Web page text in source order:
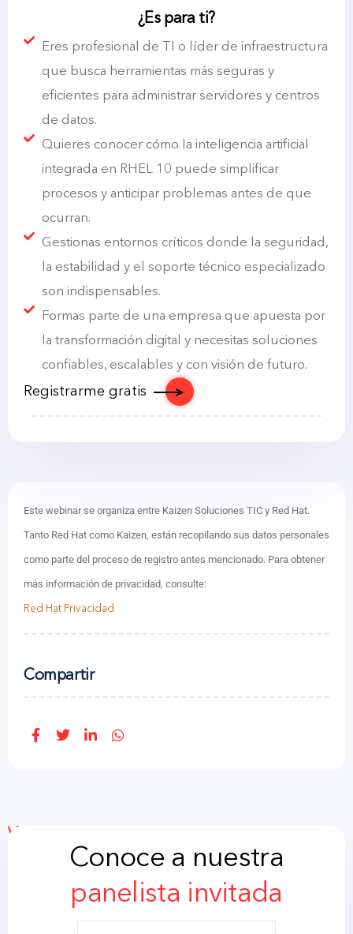
Este webinar se organiza entre Kaizen Soluciones TIC y Red Hat.
Tanto Red Hat como Kaizen, están recopilando sus datos personales
como parte del proceso de registro antes mencionado. Para obtener
más información de privacidad, consulte:
Red Hat Privacidad
Compartir
¿Es para ti?
Eres profesional de TI o líder de infraestructura
que busca herramientas más seguras y
eficientes para administrar servidores y centros
de datos.
Quieres conocer cómo la inteligencia artificial
integrada en RHEL 10 puede simplificar
procesos y anticipar problemas antes de que
ocurran.
Gestionas entornos críticos donde la seguridad,
la estabilidad y el soporte técnico especializado
son indispensables.
Formas parte de una empresa que apuesta por
la transformación digital y necesitas soluciones
confiables, escalables y con visión de futuro.
Registrarme gratis
Conoce a nuestra
panelista invitada